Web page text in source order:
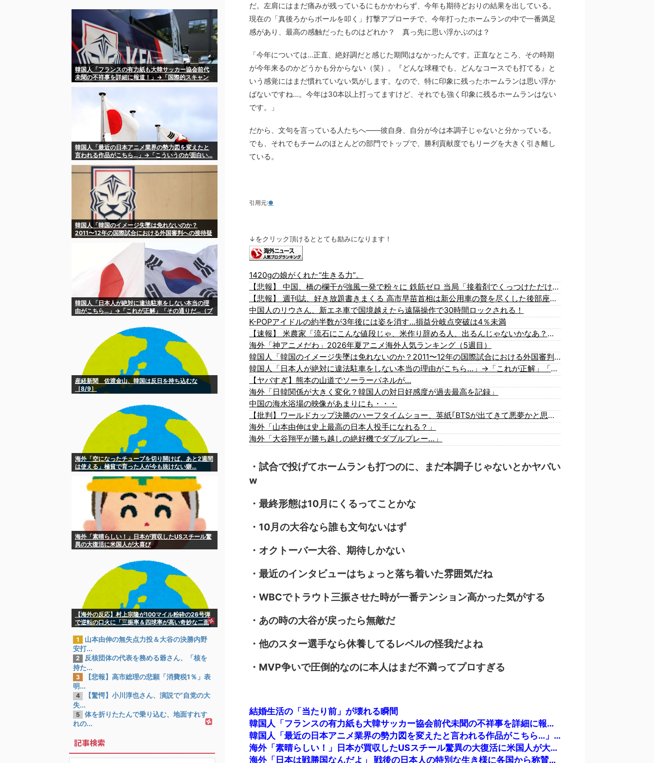
だ。左肩にはまだ痛みが残っているにもかかわらず、今年も期待どおりの結果を出している。
現在の「真後ろからボールを叩く」打撃アプローチで、今年打ったホームランの中で一番満足
感があり、最高の感触だったものはどれか？ 真っ先に思い浮かぶのは？
「今年については…正直、絶好調だと感じた期間はなかったんです。正直なところ、その時期
が今年来るのかどうかも分からない（笑）。『どんな球種でも、どんなコースでも打てる』と
いう感覚にはまだ慣れていない気がします。なので、特に印象に残ったホームランは思い浮か
ばないですね…。今年は30本以上打ってますけど、それでも強く印象に残るホームランはない
です。」
だから、文句を言っている人たちへ――彼自身、自分が今は本調子じゃないと分かっている。
でも、それでもチームのほとんどの部門でトップで、勝利貢献度でもリーグを大きく引き離し
ている。
引用元:●
↓をクリック頂けるととても励みになります！
1420gの娘がくれた“生きる力”。
【悲報】 中国、橋の欄干が強風一発で粉々に 鉄筋ゼロ 当局「接着剤でくっつけただけ」「正常で、品質問題はない」
【悲報】 週刊誌、好き放題書きまくる 高市早苗首相は新公用車の贅を尽くした後部座席でたばこを吸うのが至福の時間「どんどん延びる乗車時間」
中国人のリウさん、新エネ車で国境越えたら遠隔操作で30時間ロックされる！
K-POPアイドルの約半数が3年後には姿を消す…損益分岐点突破は4％未満
【速報】 米農家「流石にこんな値段じゃ、米作り辞める人、出るんじゃないかなあ？？」
海外「神アニメだわ」2026年夏アニメ海外人気ランキング（5週目）
韓国人「韓国のイメージ失墜は免れないのか？2011〜12年の国際試合における外国審判への接待疑惑が海外で一斉に報じられる‥」
韓国人「日本人が絶対に違法駐車をしない本当の理由がこちら…」→「これが正解」「その通りだ…（ブルブル」＝韓国の反応
【ヤバすぎ】熊本の山道でソーラーパネルが…
海外「日韓関係が大きく変化？韓国人の対日好感度が過去最高を記録」
中国の海水浴場の映像があまりにも・・・
【批判】ワールドカップ決勝のハーフタイムショー、英紙｢BTSが出てきて悪夢かと思った｣
海外「山本由伸は史上最高の日本人投手になれる？」
海外「大谷翔平が勝ち越しの絶好機でダブルプレー…」
・試合で投げてホームランも打つのに、まだ本調子じゃないとかヤバい
w
・最終形態は10月にくるってことかな
・10月の大谷なら誰も文句ないはず
・オクトーバー大谷、期待しかない
・最近のインタビューはちょっと落ち着いた雰囲気だね
・WBCでトラウト三振させた時が一番テンション高かった気がする
・あの時の大谷が戻ったら無敵だ
・他のスター選手なら休養してるレベルの怪我だよね
・MVP争いで圧倒的なのに本人はまだ不満ってプロすぎる
結婚生活の「当たり前」が壊れる瞬間
韓国人「フランスの有力紙も大韓サッカー協会前代未聞の不祥事を詳細に報道！」→「国際的スキャンダルに発展してしまう‥」
韓国人「最近の日本アニメ業界の勢力図を変えたと言われる作品がこちら…」→「こういうのが面白い…（ブルブル」＝韓国の反応
海外「素晴らしい！」日本が買収したUSスチール驚異の大復活に米国人が大喜び
海外「日本は戦勝国なんだよ」 戦後の日本人の特別な生き様に各国から称賛の声
韓国人「フランスの有力紙も大韓サッカー協会前代
未聞の不祥事を詳細に報道！」→「国際的スキャン
韓国人「最近の日本アニメ業界の勢力図を変えたと
言われる作品がこちら…」→「こういうのが面白い…
韓国人「韓国のイメージ失墜は免れないのか？
2011〜12年の国際試合における外国審判への接待疑
韓国人「日本人が絶対に違法駐車をしない本当の理
由がこちら…」→「これが正解」「その通りだ…（ブ
産経新聞 佐渡金山、韓国は反日を持ち込むな
［8/9］
海外「空になったチューブを切り開けば、あと2週間
は使える」極貧で育った人が今も抜けない癖…
海外「素晴らしい！」日本が買収したUSスチール驚
異の大復活に米国人が大喜び
【海外の反応】村上宗隆が100マイル粉砕の26号弾
で逆転の口火に「三振率＆四球率が高い奇妙な二面
1
山本由伸の無失点力投＆大谷の決勝内野
安打...
2
反核団体の代表を務める爺さん、「核を
持た...
3
【悲報】高市総理の悲願「消費税1％」表
明...
4
【驚愕】小川淳也さん、演説で“自党の大
失...
5
体を折りたたんで乗り込む、地面すれす
れの...
記事検索